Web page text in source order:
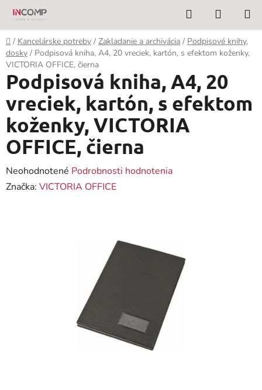
Prejsť
obsah
Hľadať
KOŠÍK
Domov
/ Kancelárske potreby / Zakladanie a archivácia / Podpisové knihy,
dosky / Podpisová kniha, A4, 20 vreciek, kartón, s efektom koženky,
VICTORIA OFFICE, čierna
Podpisová kniha, A4, 20
vreciek, kartón, s efektom
koženky, VICTORIA
OFFICE, čierna
Priemerné
hodnotenie
Neohodnotené Podrobnosti hodnotenia
Značka: VICTORIA OFFICE